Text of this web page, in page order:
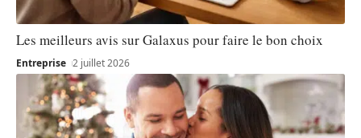
Les meilleurs avis sur Galaxus pour faire le bon choix
Entreprise 2 juillet 2026